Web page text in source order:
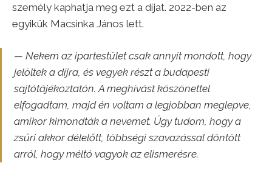
személy kaphatja meg ezt a díjat. 2022-ben az
egyikük Macsinka János lett.
— Nekem az ipartestület csak annyit mondott, hogy
jelöltek a díjra, és vegyek részt a budapesti
sajtótájékoztatón. A meghívást köszönettel
elfogadtam, majd én voltam a legjobban meglepve,
amikor kimondták a nevemet. Úgy tudom, hogy a
zsűri akkor délelőtt, többségi szavazással döntött
arról, hogy méltó vagyok az elismerésre.